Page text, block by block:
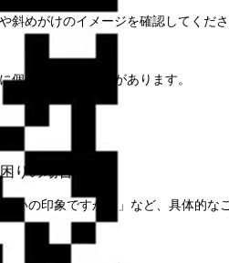
めがけのイメージを確認してくださ
個体差が出る場合があります。
。
りの場合
いの印象ですか？」など、具体的な